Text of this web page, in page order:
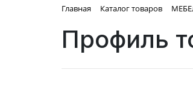
Главная Каталог товаров
Профиль